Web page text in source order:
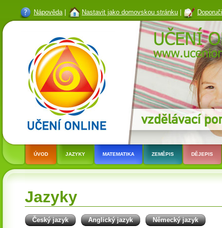
Nápověda| Nastavit jako domovskou stránku
ÚVOD JAZYKY MATEMATIKA ZEMĚPIS DĚJEPIS
Jazyky
Český jazyk Anglický jazyk Německý jazyk